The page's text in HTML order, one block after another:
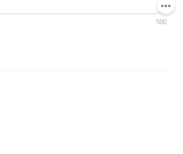
500